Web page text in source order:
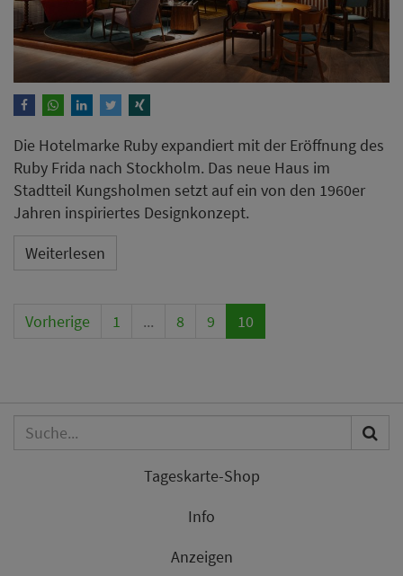
Die Hotelmarke Ruby expandiert mit der Eröffnung des
Ruby Frida nach Stockholm. Das neue Haus im
Stadtteil Kungsholmen setzt auf ein von den 1960er
Jahren inspiriertes Designkonzept.
Weiterlesen
Vorherige 1 ... 8 9 10
Tageskarte-Shop
Info
Anzeigen